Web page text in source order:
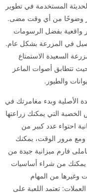
المستخدمة في تطوير
وضوحًا من أي وقت مضى.
واقعية بفضل الرسومات
في المزرعة بشكل عام.
السعيدة الاستمتاع
تتطابق أصوات الماعز
والطيور.
الأصلية وبدء مغامرتك في
التي يمكنك زراعتها
احتواء عدد كبير من
ومع مرور الوقت، يمكنك
فارم ميزانية جيدة من
يمكنك من شراء أساسيات
وغيرها من المهام
تعتمد اللعبة على